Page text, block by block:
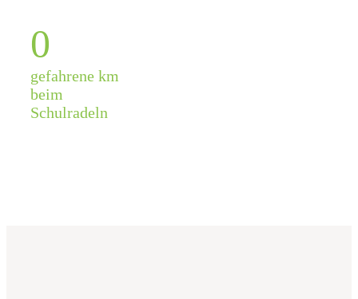
0
gefahrene km
beim
Schulradeln